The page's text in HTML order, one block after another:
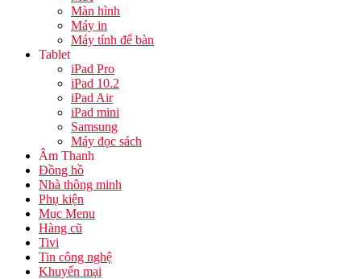
Màn hình
Máy in
Máy tính để bàn
Tablet
iPad Pro
iPad 10.2
iPad Air
iPad mini
Samsung
Máy đọc sách
Âm Thanh
Đồng hồ
Nhà thông minh
Phụ kiện
Mục Menu
Hàng cũ
Tivi
Tin công nghệ
Khuyến mại